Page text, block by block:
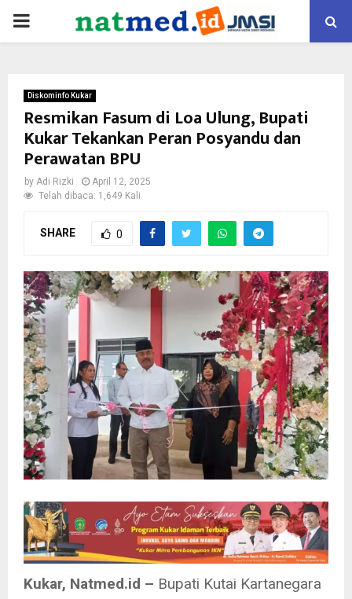
PRIMARY
Diskominfo Kukar
Resmikan Fasum di Loa Ulung, Bupati
Kukar Tekankan Peran Posyandu dan
Perawatan BPU
by Adi Rizki
April 12, 2025
Telah dibaca: 1,649 Kali
SHARE 0
Kukar, Natmed.id – Bupati Kutai Kartanegara